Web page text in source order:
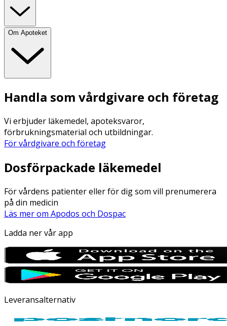
Om Apoteket
Handla som vårdgivare och företag
Vi erbjuder läkemedel, apoteksvaror,
förbrukningsmaterial och utbildningar.
För vårdgivare och företag
Dosförpackade läkemedel
För vårdens patienter eller för dig som vill prenumerera
på din medicin
Läs mer om Apodos och Dospac
Ladda ner vår app
Leveransalternativ